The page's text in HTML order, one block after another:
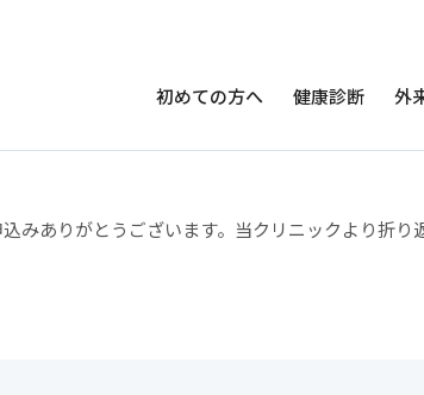
初めての方へ 健康診断 外
みありがとうございます。当クリニックより折り